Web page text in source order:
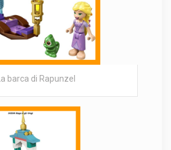
La barca di Rapunzel